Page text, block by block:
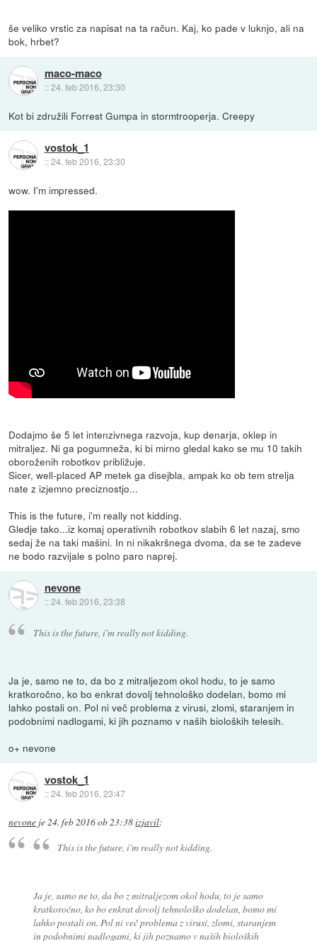
še veliko vrstic za napisat na ta račun. Kaj, ko pade v luknjo, ali na
bok, hrbet?
maco-maco
::24. feb 2016, 23:30
Kot bi združili Forrest Gumpa in stormtrooperja. Creepy
vostok_1
::24. feb 2016, 23:30
wow. I'm impressed.
Dodajmo še 5 let intenzivnega razvoja, kup denarja, oklep in
mitraljez. Ni ga pogumneža, ki bi mirno gledal kako se mu 10 takih
oboroženih robotkov približuje.
Sicer, well-placed AP metek ga disejbla, ampak ko ob tem strelja
nate z izjemno preciznostjo...
This is the future, i'm really not kidding.
Gledje tako...iz komaj operativnih robotkov slabih 6 let nazaj, smo
sedaj že na taki mašini. In ni nikakršnega dvoma, da se te zadeve
ne bodo razvijale s polno paro naprej.
nevone
::24. feb 2016, 23:38
This is the future, i'm really not kidding.
Ja je, samo ne to, da bo z mitraljezom okol hodu, to je samo
kratkoročno, ko bo enkrat dovolj tehnološko dodelan, bomo mi
lahko postali on. Pol ni več problema z virusi, zlomi, staranjem in
podobnimi nadlogami, ki jih poznamo v naših bioloških telesih.
o+ nevone
vostok_1
::24. feb 2016, 23:47
nevone je24. feb 2016 ob 23:38izjavil:
This is the future, i'm really not kidding.
Ja je, samo ne to, da bo z mitraljezom okol hodu, to je samo
kratkoročno, ko bo enkrat dovolj tehnološko dodelan, bomo mi
lahko postali on. Pol ni več problema z virusi, zlomi, staranjem
in podobnimi nadlogami, ki jih poznamo v naših bioloških